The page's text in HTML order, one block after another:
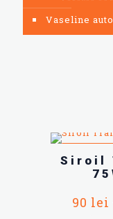
Vaseline
Siroil
90 lei